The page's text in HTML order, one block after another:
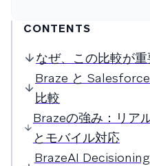
CONTENTS
なぜ、この比較が重
Braze と
比較
Brazeの強み：リア
とモバイル対応
BrazeAI